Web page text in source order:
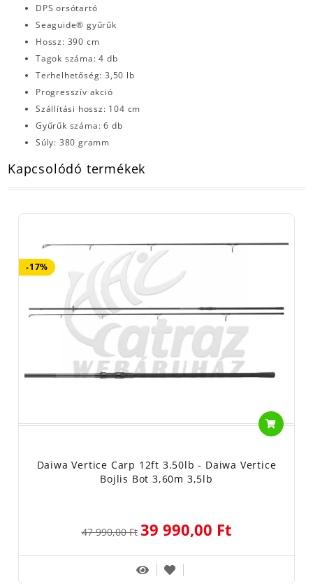
DPS orsótartó
Seaguide® gyűrűk
Hossz: 390 cm
Tagok száma: 4 db
Terhelhetőség: 3,50 lb
Progresszív akció
Szállítási hossz: 104 cm
Gyűrűk száma: 6 db
Súly: 380 gramm
Kapcsolódó termékek
-17%
Daiwa Vertice Carp 12ft 3.50lb - Daiwa Vertice
Bojlis Bot 3,60m 3,5lb
47 990,00 Ft 39 990,00 Ft